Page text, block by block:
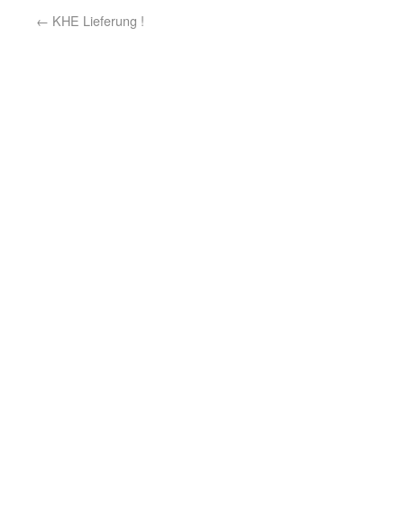
← KHE Lieferung !